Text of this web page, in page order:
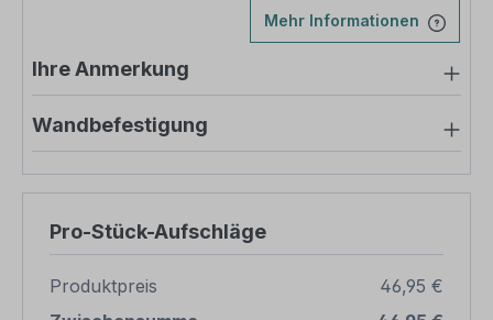
Mehr Informationen
Ihre Anmerkung
Wandbefestigung
Pro-Stück-Aufschläge
Produktpreis
46,95 €